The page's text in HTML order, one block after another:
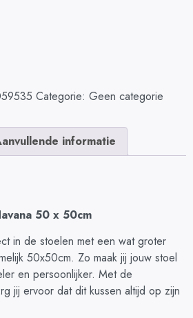
Categorie: Geen categorie
informatie
50 x 50cm
in de stoelen met een wat groter
50x50cm. Zo maak jij jouw stoel
en persoonlijker. Met de
jij ervoor dat dit kussen altijd op zijn